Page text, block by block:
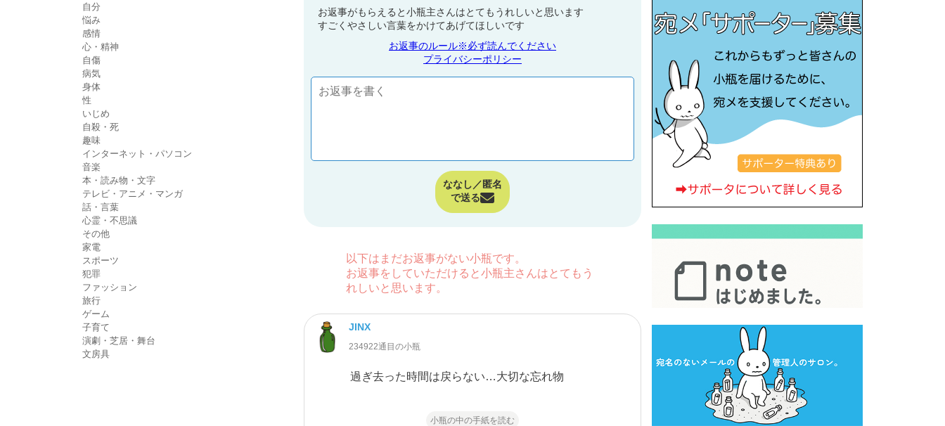
自分
悩み
感情
心・精神
自傷
病気
身体
性
いじめ
自殺・死
趣味
インターネット・パソコン
音楽
本・読み物・文字
テレビ・アニメ・マンガ
話・言葉
心霊・不思議
その他
家電
スポーツ
犯罪
ファッション
旅行
ゲーム
子育て
演劇・芝居・舞台
文房具
お返事がもらえると小瓶主さんはとてもうれしいと思います
すごくやさしい言葉をかけてあげてほしいです
お返事のルール※必ず読んでください
プライバシーポリシー
ななし／匿名
で送る
以下はまだお返事がない小瓶です。
お返事をしていただけると小瓶主さんはとてもう
れしいと思います。
JINX
234922通目の小瓶
過ぎ去った時間は戻らない…大切な忘れ物
小瓶の中の手紙を読む